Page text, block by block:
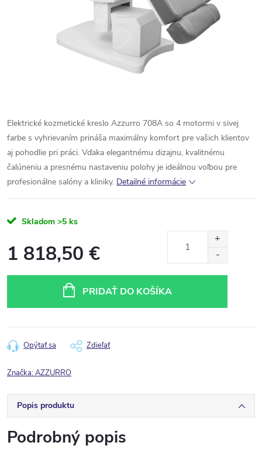
Elektrické kozmetické kreslo Azzurro 708A so 4 motormi v sivej
farbe s vyhrievaním prináša maximálny komfort pre vašich klientov
aj pohodlie pri práci. Vďaka elegantnému dizajnu, kvalitnému
čalúneniu a presnému nastaveniu polohy je ideálnou voľbou pre
profesionálne salóny a kliniky. Detailné informácie
Skladom >5 ks
1 818,50 €
PRIDAŤ DO KOŠÍKA
Opýtať sa Zdieľať
Značka:AZZURRO
Popis produktu
Podrobný popis